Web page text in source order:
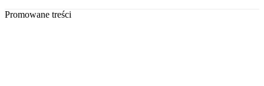
Promowane treści